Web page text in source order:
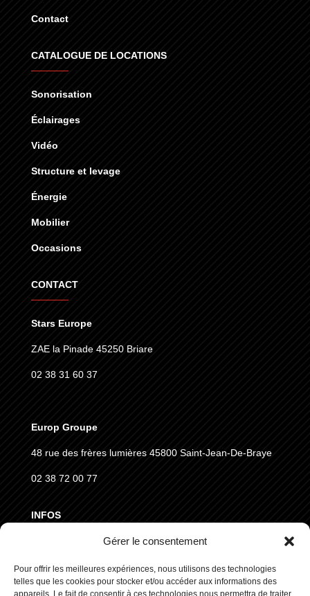
Gérer le consentement
Pour offrir les meilleures expériences, nous utilisons des technologies
telles que les cookies pour stocker et/ou accéder aux informations des
appareils. Le fait de consentir à ces technologies nous permettra de traiter
Contact
CATALOGUE DE LOCATIONS
Sonorisation
Éclairages
Vidéo
Structure et levage
Énergie
Mobilier
Occasions
CONTACT
Stars Europe
ZAE la Pinade 45250 Briare
02 38 31 60 37
Europ Groupe
48 rue des frères lumières 45800 Saint-Jean-De-Braye
02 38 72 00 77
INFOS
CGVD
RGPD